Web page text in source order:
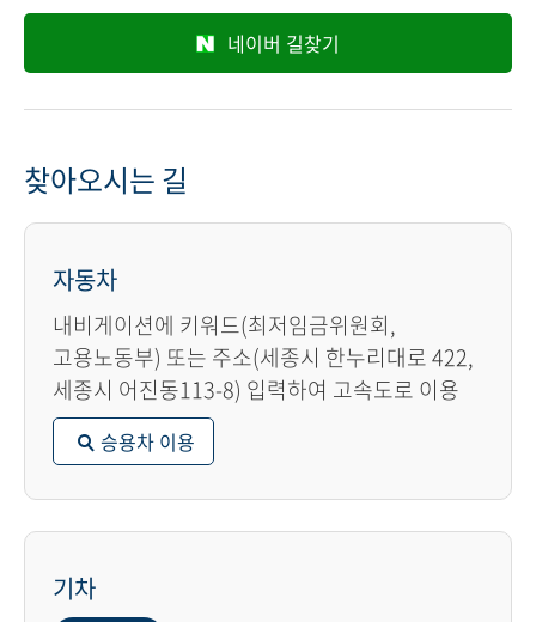
네이버 길찾기
찾아오시는 길
자동차
내비게이션에 키워드(최저임금위원회,
고용노동부) 또는 주소(세종시 한누리대로 422,
세종시 어진동113-8) 입력하여 고속도로 이용
승용차 이용
기차